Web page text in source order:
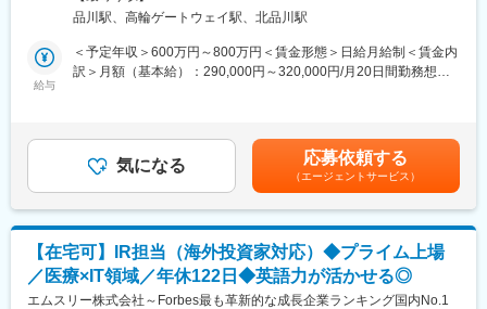
■このポジションの魅力：
決算説明会や株主総会など、会社にとって大切な場面を準備・調
整の立場で関わります。
経営企画室配属となり、日々の業務を通して会社全体の動きを知
ることができます。
英語が得意な方は、海外拠点とのメール対応などをお任せするこ
ともあります（必須ではありません）。
■当社について：
2005年創業、2020年3月にプライム市場に上場。国内外のグルー
プ会社4社の管理機能を担い、約500名のグループ社員を支えてい
ます。
応を強化しています。今後、温室効果ガス排出量、人的資本、ガ
バナンス、リスク・機会などに関する情報開示の重要性が一層高
まる中、社内各部門を横断して開示対応を推進できる人材を募集
します。
開示実務だけでなく、情報収集・データ管理の仕組みづくり、社
■業務内容：
サステナビリティ開示・ESG推進担当としてご活躍いただきま
す。
・開示項目、重要課題、リスク・機会、指標・目標の整理
・有価証券報告書、統合報告書等の開示資料作成
・監査法人・外部専門家との協議、開示内容のレビュー対応
・サステナビリティ開示に関する全社方針・対応計画の策定およ
範囲：会社の定める事業所（リモートワーク含む）
品川駅、高輪ゲートウェイ駅、北品川駅
給与
＜予定年収＞600万円～800万円＜賃金形態＞日給月給制＜賃金内
訳＞月額（基本給）：290,000円～320,000円/月20日間勤務想定
り、選考を通じて上下する可能性があります。月給(月額)は固定手
当を含めた表記です。
気になる 応募依頼する
（エージェントサービス）
【在宅可】IR担当（海外投資家対応）◆プライム上場
／医療×IT領域／年休122日◆英語力が活かせる◎
エムスリー株式会社～Forbes最も革新的な成長企業ランキング国内No.1